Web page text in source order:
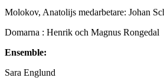
Molokov, Anatolijs medarbetare: Johan
Domarna : Henrik och Magnus Rongedal
Ensemble:
Sara Englund